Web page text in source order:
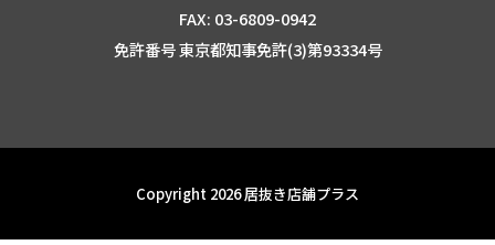
FAX: 03-6809-0942
免許番号 東京都知事免許(3)第93334号
Copyright 2026 居抜き店舗プラス